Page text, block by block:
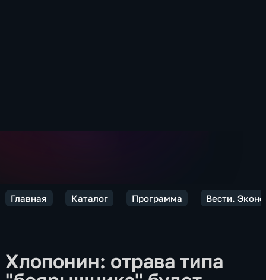
Главная Каталог Программа Вести.
Хлопонин: отрава типа